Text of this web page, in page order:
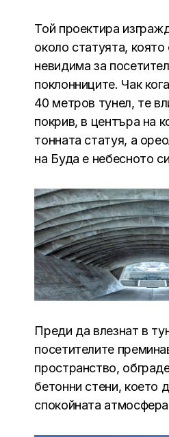
Той проектира
около статуята, която
невидима за
поклонниците. Чак
40 метров тунел, те
покрив, в центъра на
тонната статуя, а
на Буда е небесното
Преди да влезнат в
посетителите
пространство,
бетонни стени, което
спокойната